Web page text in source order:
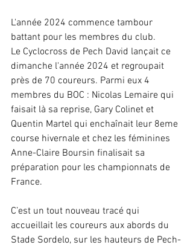
L'année 2024 commence tambour
battant pour les membres du club.
Le Cyclocross de Pech David lançait ce
dimanche l'année 2024 et regroupait
près de 70 coureurs. Parmi eux 4
membres du BOC : Nicolas Lemaire qui
faisait là sa reprise, Gary Colinet et
Quentin Martel qui enchaînait leur 8eme
course hivernale et chez les féminines
Anne-Claire Boursin finalisait sa
préparation pour les championnats de
France.
C’est un tout nouveau tracé qui
accueillait les coureurs aux abords du
Stade Sordelo, sur les hauteurs de Pech-